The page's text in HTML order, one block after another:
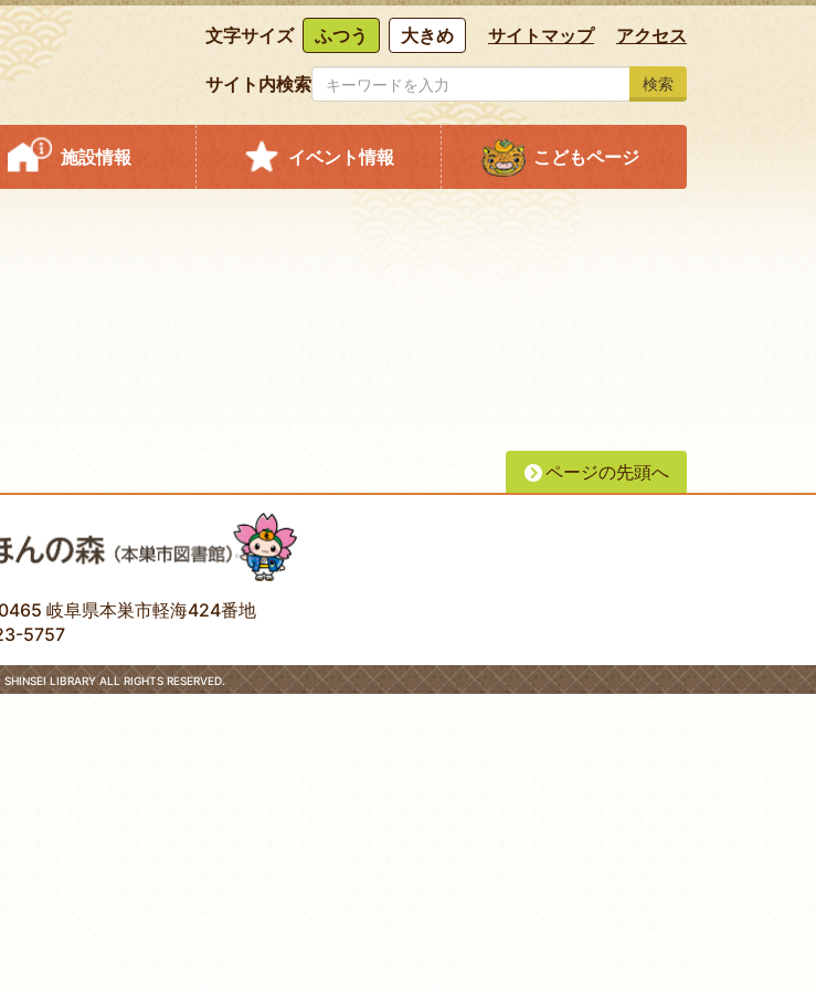
文字サイズ ふつう 大きめ サイトマップ アクセス
サイト内検索 検索
施設情報 イベント情報 こどもページ
ページの先頭へ
岐阜県本巣市軽海424番地
5757
LIBRARY ALL RIGHTS RESERVED.